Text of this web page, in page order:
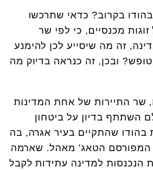
בקרוב? כדאי שתרכשו
מכנסיים, כי לפי שר
זה מה שיסייע לכן להימנע
ובכן, זה כנראה בדיוק מה
, שר התיירות של אחת המדינות
השתתף בדיון על ביטחון
בהודו שהתקיים בעיר אגרה, בה
המפורסם הטאג' מאהל. שארמה
הנכנסות למדינה עתידות לקבל